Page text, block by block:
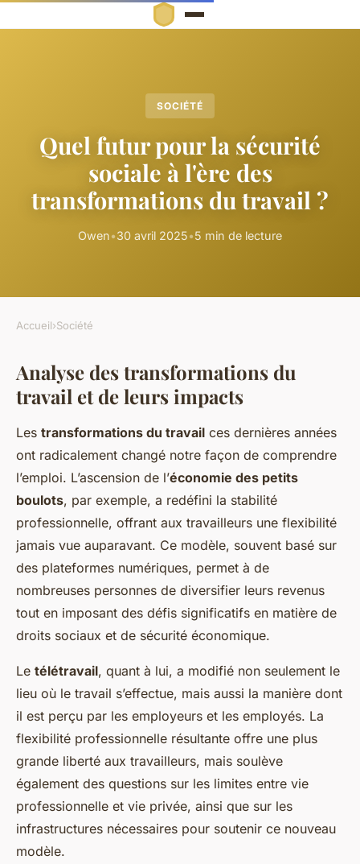
SOCIÉTÉ
Quel futur pour la sécurité
sociale à l'ère des
transformations du travail ?
Owen•30 avril 2025•5 min de lecture
Accueil›Société
Analyse des transformations du
travail et de leurs impacts
Les transformations du travail ces dernières années
ont radicalement changé notre façon de comprendre
l’emploi. L’ascension de l’économie des petits
boulots, par exemple, a redéfini la stabilité
professionnelle, offrant aux travailleurs une flexibilité
jamais vue auparavant. Ce modèle, souvent basé sur
des plateformes numériques, permet à de
nombreuses personnes de diversifier leurs revenus
tout en imposant des défis significatifs en matière de
droits sociaux et de sécurité économique.
Le télétravail, quant à lui, a modifié non seulement le
lieu où le travail s’effectue, mais aussi la manière dont
il est perçu par les employeurs et les employés. La
flexibilité professionnelle résultante offre une plus
grande liberté aux travailleurs, mais soulève
également des questions sur les limites entre vie
professionnelle et vie privée, ainsi que sur les
infrastructures nécessaires pour soutenir ce nouveau
modèle.